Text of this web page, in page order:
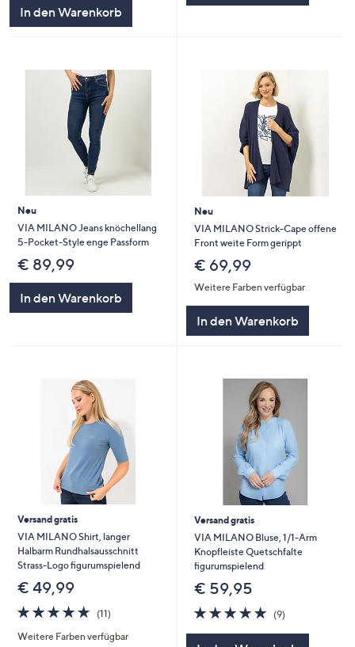
In den Warenkorb
Neu
VIA MILANO Jeans knöchellang
5-Pocket-Style enge Passform
€ 89,99
In den Warenkorb
Neu
VIA MILANO Strick-Cape offene
Front weite Form gerippt
€ 69,99
Weitere Farben verfügbar
In den Warenkorb
Versand gratis
VIA MILANO Shirt, langer
Halbarm Rundhalsausschnitt
Strass-Logo figurumspielend
€ 49,99
4.6
von
5
(11)11
Weitere Farben verfügbar
Versand gratis
VIA MILANO Bluse, 1/1-Arm
Knopfleiste Quetschfalte
figurumspielend
€ 59,95
4.8
von
(9)9